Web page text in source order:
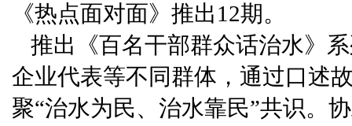
《热点面对面》推出12期。
推出《百名干部群众话治水》
企业代表等不同群体，通过口述
聚“治水为民、治水靠民”共识。